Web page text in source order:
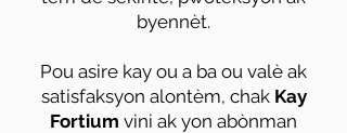
byennèt.
Pou asire kay ou a ba ou valè ak
satisfaksyon alontèm, chak Kay
Fortium vini ak yon abònman